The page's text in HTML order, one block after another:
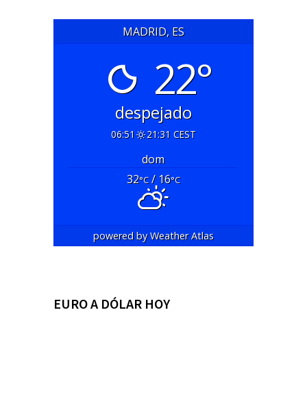
MADRID, ES
22°
despejado
06:51 21:31 CEST
dom
32°C/ 16°C
powered byWeather Atlas
EURO A DÓLAR HOY